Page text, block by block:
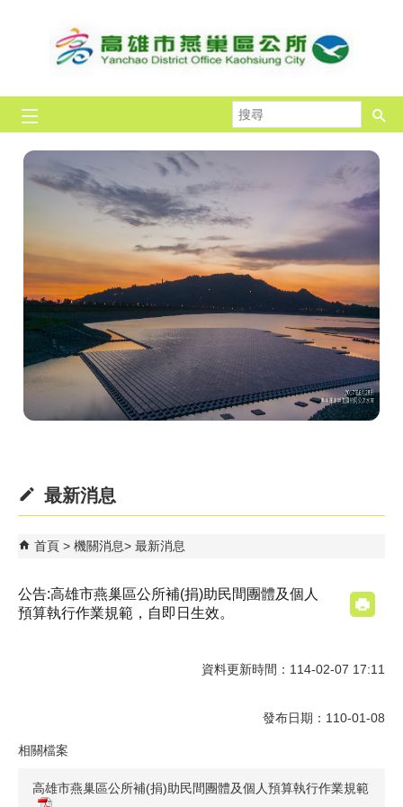
尋
最新消息
首頁 機關消息 最新消息
公告:高雄市燕巢區公所補(捐)助民間團體及個人
預算執行作業規範，自即日生效。
資料更新時間：114-02-07 17:11
發布日期：110-01-08
相關檔案
高雄市燕巢區公所補(捐)助民間團體及個人預算執行作業規範